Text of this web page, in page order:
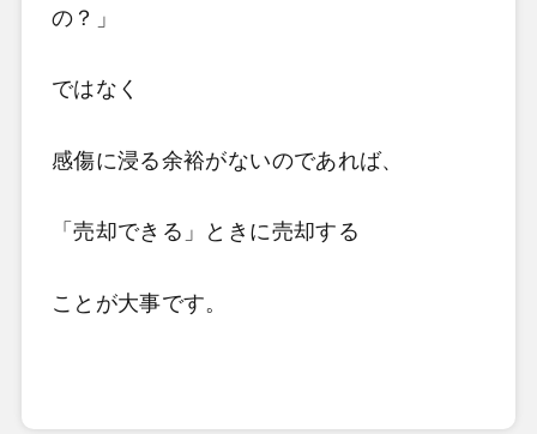
の？」
ではなく
感傷に浸る余裕がないのであれば、
「売却できる」ときに売却する
ことが大事です。